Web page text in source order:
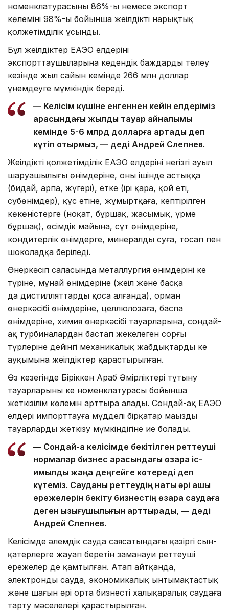
номенклатурасының 86%-ы немесе экспорт
көлемінің 98%-ы бойынша жеңілдікті нарықтық
қолжетімділік ұсынды.
Бұл жеңілдіктер ЕАЭО елдерінің
экспорттаушыларына кедендік баждарды төлеу
кезінде жыл сайын кемінде 266 млн доллар
үнемдеуге мүмкіндік береді.
— Келісім күшіне енгеннен кейін елдеріміз
арасындағы жылдық тауар айналымы
кемінде 5-6 млрд долларға артады деп
күтіп отырмыз, — деді Андрей Слепнев.
Жеңілдікті қолжетімділік ЕАЭО елдерінің негізгі ауыл
шаруашылығы өнімдеріне, оның ішінде астыққа
(бидай, арпа, жүгері), етке (ірі қара, қой еті,
субөнімдер), құс етіне, жұмыртқаға, кептірілген
көкөністерге (ноқат, бұршақ, жасымық, үрме
бұршақ), өсімдік майына, сүт өнімдеріне,
кондитерлік өнімдерге, минералды суға, тосап пен
шоколадқа беріледі.
Өнеркәсіп саласында металлургия өнімдерінің кең
түріне, мұнай өнімдеріне (жеңіл және басқа
да дистилляттарды қоса алғанда), орман
өнеркәсібі өнімдеріне, целлюлозаға, баспа
өнімдеріне, химия өнеркәсібі тауарларына, сондай-
ақ турбиналардан бастап жекелеген сорғы
түрлеріне дейінгі механикалық жабдықтардың кең
ауқымына жеңілдіктер қарастырылған.
Өз кезегінде Біріккен Араб Әмірліктері тұтыну
тауарларының кең номенклатурасы бойынша
жеткізілім көлемін арттыра алады. Сондай-ақ ЕАЭО
елдері импорттауға мүдделі бірқатар маңызды
тауарларды жеткізу мүмкіндігіне ие болады.
— Сондай-ақ келісімде бекітілген реттеуші
нормалар бизнес арасындағы өзара іс-
қимылды жаңа деңгейге көтереді деп
күтеміз. Сауданы реттеудің нақты әрі ашық
ережелерін бекіту бизнестің өзара саудаға
деген қызығушылығын арттырады, — деді
Андрей Слепнев.
Келісімде әлемдік сауда саясатындағы қазіргі сын-
қатерлерге жауап беретін заманауи реттеуші
ережелер де қамтылған. Атап айтқанда,
электронды сауда, экономикалық ынтымақтастық
және шағын әрі орта бизнесті халықаралық саудаға
тарту мәселелері қарастырылған.